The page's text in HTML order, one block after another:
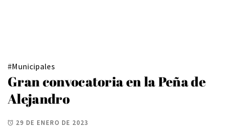
#Municipales
Gran convocatoria en la Peña de
Alejandro
29 DE ENERO DE 2023